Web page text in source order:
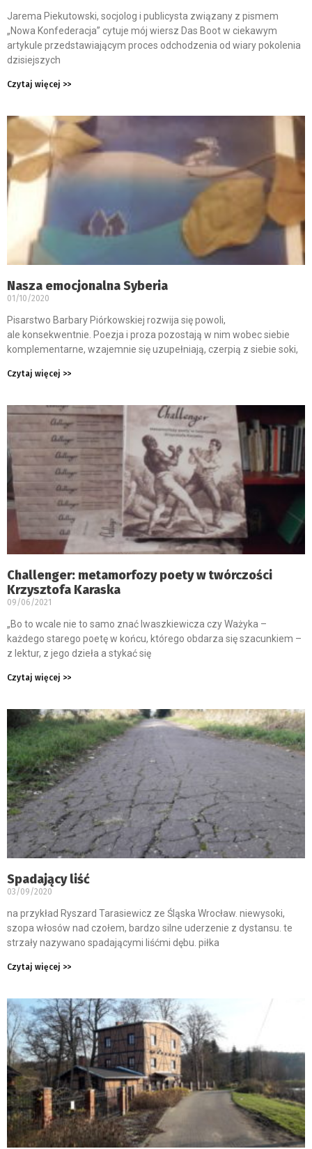
Jarema Piekutowski, socjolog i publicysta związany z pismem
„Nowa Konfederacja” cytuje mój wiersz Das Boot w ciekawym
artykule przedstawiającym proces odchodzenia od wiary pokolenia
dzisiejszych
Czytaj więcej >>
Nasza emocjonalna Syberia
01/10/2020
Pisarstwo Barbary Piórkowskiej rozwija się powoli,
ale konsekwentnie. Poezja i proza pozostają w nim wobec siebie
komplementarne, wzajemnie się uzupełniają, czerpią z siebie soki,
Czytaj więcej >>
Challenger: metamorfozy poety w twórczości
Krzysztofa Karaska
09/06/2021
„Bo to wcale nie to samo znać Iwaszkiewicza czy Ważyka –
każdego starego poetę w końcu, którego obdarza się szacunkiem –
z lektur, z jego dzieła a stykać się
Czytaj więcej >>
Spadający liść
03/09/2020
na przykład Ryszard Tarasiewicz ze Śląska Wrocław. niewysoki,
szopa włosów nad czołem, bardzo silne uderzenie z dystansu. te
strzały nazywano spadającymi liśćmi dębu. piłka
Czytaj więcej >>